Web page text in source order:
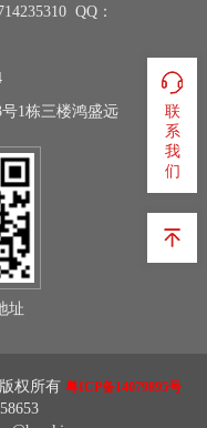
QQ：
1栋三楼鸿盛远
址
权所有 粤ICP备14079895号
联
系
我
们